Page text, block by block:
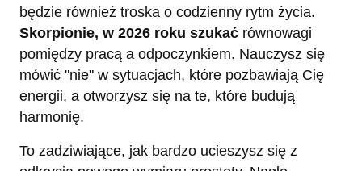
będzie również troska o codzienny rytm życia.
Skorpionie, w 2026 roku szukać równowagi
pomiędzy pracą a odpoczynkiem. Nauczysz się
mówić "nie" w sytuacjach, które pozbawiają Cię
energii, a otworzysz się na te, które budują
harmonię.
To zadziwiające, jak bardzo ucieszysz się z